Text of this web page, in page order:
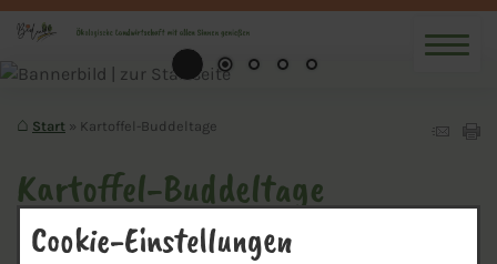
Cookie-Einstellungen
Start Kartoffel-Buddeltage
Kartoffel-Buddeltage